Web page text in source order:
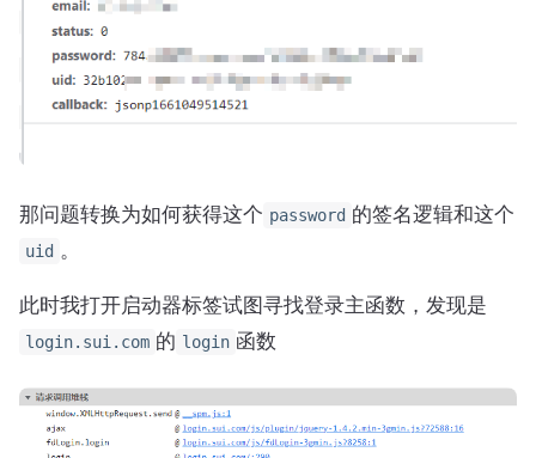
那问题转换为如何获得这个 password 的签名逻辑和这个
uid 。
此时我打开启动器标签试图寻找登录主函数，发现是
login.sui.com 的 login 函数